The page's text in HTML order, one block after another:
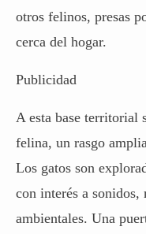
otros felinos, presas
cerca del hogar.
Publicidad
A esta base territorial
felina, un rasgo
Los gatos son
con interés a
ambientales. Una